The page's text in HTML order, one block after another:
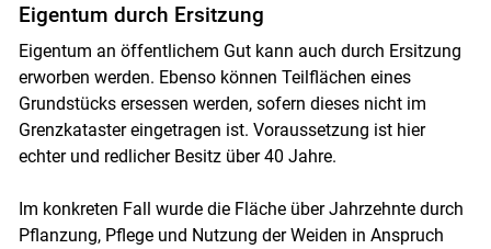
Skip to main content
Eigentum durch Ersitzung
Eigentum an öffentlichem Gut kann auch durch Ersitzung
erworben werden. Ebenso können Teilflächen eines
Grundstücks ersessen werden, sofern dieses nicht im
Grenzkataster eingetragen ist. Voraussetzung ist hier
echter und redlicher Besitz über 40 Jahre.
Im konkreten Fall wurde die Fläche über Jahrzehnte durch
Pflanzung, Pflege und Nutzung der Weiden in Anspruch